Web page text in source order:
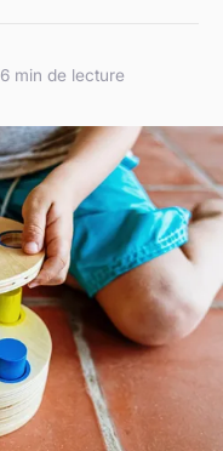
6 min de lecture